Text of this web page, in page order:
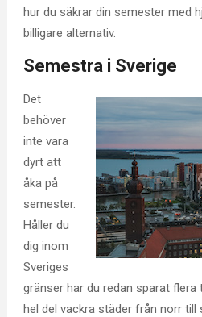
hur du säkrar din semester med
billigare alternativ.
Semestra i Sverige
Det
behöver
inte vara
dyrt att
åka på
semester.
Håller du
dig inom
Sveriges
gränser har du redan sparat flera
hel del vackra städer från norr till